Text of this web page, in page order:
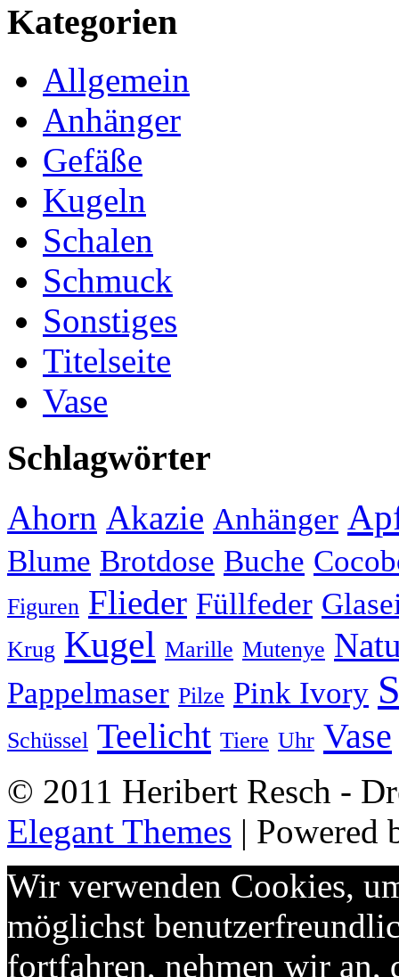
Kategorien
Allgemein
Anhänger
Gefäße
Kugeln
Schalen
Schmuck
Sonstiges
Titelseite
Vase
Schlagwörter
Ahorn Akazie Anhänger
Blume Brotdose Buche
Figuren Flieder Füllfeder
Krug Kugel Marille Mutenye
Pappelmaser Pilze Pink Ivory
Schüssel Teelicht Tiere Uhr Vase
© 2011 Heribert Resch -
Elegant Themes | Powered
Wir verwenden Cookies,
möglichst
fortfahren, nehmen wir an,